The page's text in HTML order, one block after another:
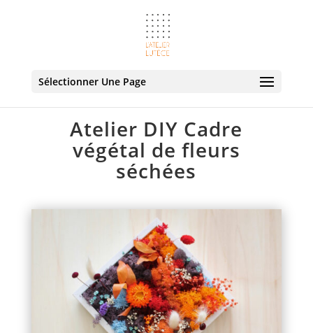
Sélectionner Une Page
Atelier DIY Cadre
végétal de fleurs
séchées